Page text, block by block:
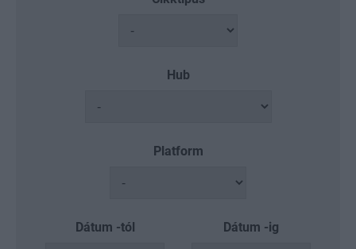
Hub
Platform
Dátum -tól Dátum -ig